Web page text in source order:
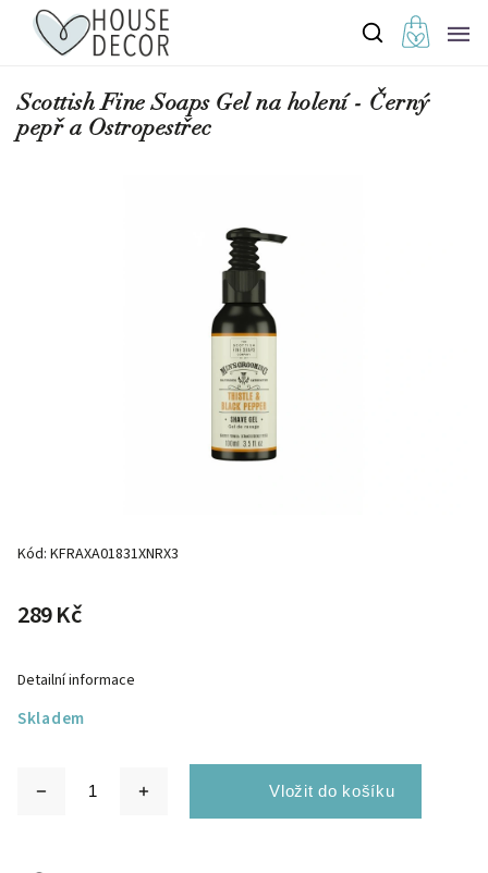
Scottish Fine Soaps Gel na holení - Černý
pepř a Ostropestřec
Kód: KFRAXA01831XNRX3
289 Kč
Skladem
Detailní informace